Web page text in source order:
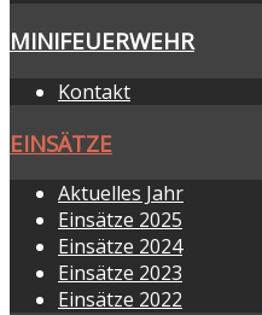
MINIFEUERWEHR
Kontakt
EINSÄTZE
Aktuelles Jahr
Einsätze 2025
Einsätze 2024
Einsätze 2023
Einsätze 2022